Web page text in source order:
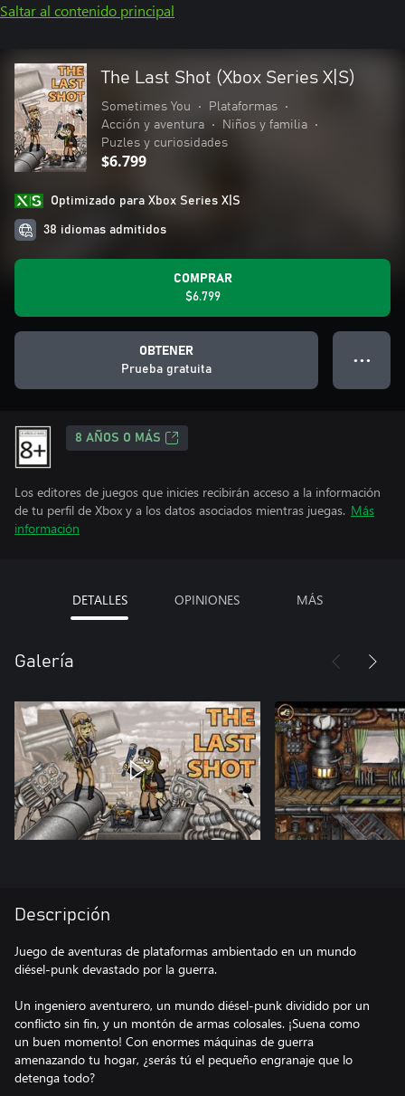
Saltar al contenido principal
The Last Shot (Xbox Series X|S)
Sometimes You • Plataformas
•
Acción y aventura
• Niños y familia
•
Puzles y curiosidades
$6.799
Optimizado para Xbox Series X|S
38 idiomas admitidos
COMPRAR
$6.799
OBTENER
Prueba gratuita
● ● ●
8 AÑOS O MÁS
Los editores de juegos que inicies recibirán acceso a la información
de tu perfil de Xbox y a los datos asociados mientras juegas. Más
información
DETALLES OPINIONES MÁS
Galería
Descripción
Juego de aventuras de plataformas ambientado en un mundo
diésel-punk devastado por la guerra.
Un ingeniero aventurero, un mundo diésel-punk dividido por un
conflicto sin fin, y un montón de armas colosales. ¡Suena como
un buen momento! Con enormes máquinas de guerra
amenazando tu hogar, ¿serás tú el pequeño engranaje que lo
detenga todo?